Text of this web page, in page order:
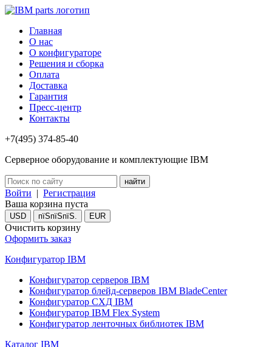
Главная
О нас
О конфигураторе
Решения и сборка
Оплата
Доставка
Гарантия
Пресс-центр
Контакты
+7(495) 374-85-40
Серверное оборудование и комплектующие IBM
Войти | Регистрация
Ваша корзина пуста
USD пїЅпїЅпїЅ. EUR
Очистить корзину
Оформить заказ
Конфигуратор IBM
Конфигуратор серверов IBM
Конфигуратор блейд-серверов IBM BladeCenter
Конфигуратор СХД IBM
Конфигуратор IBM Flex System
Конфигуратор ленточных библиотек IBM
Каталог IBM